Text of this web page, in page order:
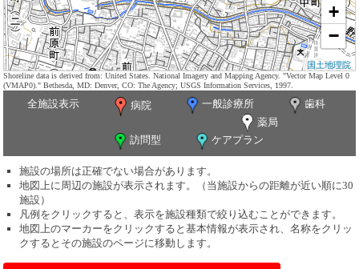
+
−
国土地理院
Shoreline data is derived from: United States. National Imagery and Mapping Agency. "Vector Map Level 0
(VMAP0)." Bethesda, MD: Denver, CO: The Agency; USGS Information Services, 1997.
全施設表示 病院 一般診療所
歯科
薬局
訪問型
ケアプラン
施設の場所は正確でない場合があります。
地図上に周辺の施設が表示されます。（当施設からの距離が近い順に30
施設）
凡例をクリックすると、表示を施設種類で絞り込むことができます。
地図上のマーカーをクリックすると基本情報が表示され、名称をクリッ
クするとその施設のページに移動します。